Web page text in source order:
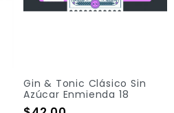
Gin & Tonic Clásico Sin
Azúcar Enmienda 18